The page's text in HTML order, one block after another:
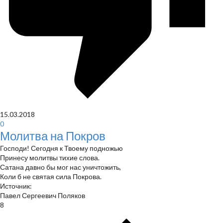
15.03.2018
0
Молитва на Покров
Господи! Сегодня к Твоему подножью
Принесу молитвы тихие слова.
Сатана давно бы мог нас уничтожить,
Коли б не святая сила Покрова.
Источник:
Павел Сергеевич Поляков
8